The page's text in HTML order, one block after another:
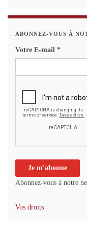
ABONNEZ-VOUS À
Votre E-mail *
Abonnez-vous à notre
Vos droits